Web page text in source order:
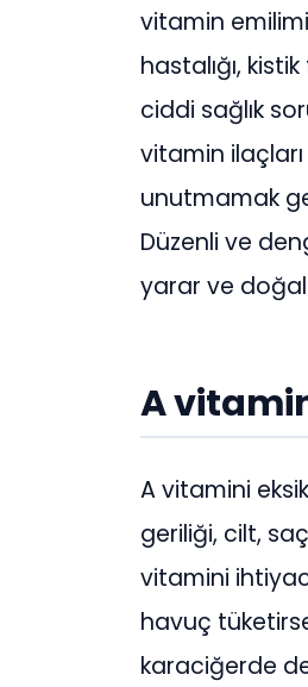
vitamin
hastalığı,
ciddi sağlık
vitamin
unutmamak
Düzenli ve
yarar ve doğal
A
A vitamini
geriliği, cilt,
vitamini
havuç
karaciğerde